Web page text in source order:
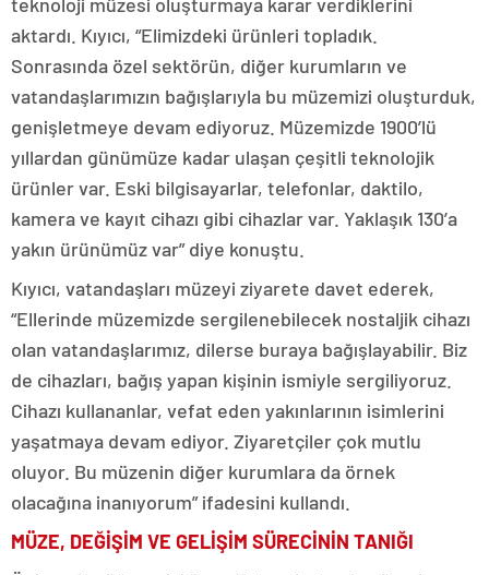
aktardı. Kıyıcı, “Elimizdeki ürünleri topladık.
Sonrasında özel sektörün, diğer kurumların ve
vatandaşlarımızın bağışlarıyla bu müzemizi oluşturduk,
genişletmeye devam ediyoruz. Müzemizde 1900’lü
yıllardan günümüze kadar ulaşan çeşitli teknolojik
ürünler var. Eski bilgisayarlar, telefonlar, daktilo,
kamera ve kayıt cihazı gibi cihazlar var. Yaklaşık 130’a
yakın ürünümüz var” diye konuştu.
Kıyıcı, vatandaşları müzeyi ziyarete davet ederek,
“Ellerinde müzemizde sergilenebilecek nostaljik cihazı
olan vatandaşlarımız, dilerse buraya bağışlayabilir. Biz
de cihazları, bağış yapan kişinin ismiyle sergiliyoruz.
Cihazı kullananlar, vefat eden yakınlarının isimlerini
yaşatmaya devam ediyor. Ziyaretçiler çok mutlu
oluyor. Bu müzenin diğer kurumlara da örnek
olacağına inanıyorum” ifadesini kullandı.
MÜZE, DEĞİŞİM VE GELİŞİM SÜRECİNİN TANIĞI